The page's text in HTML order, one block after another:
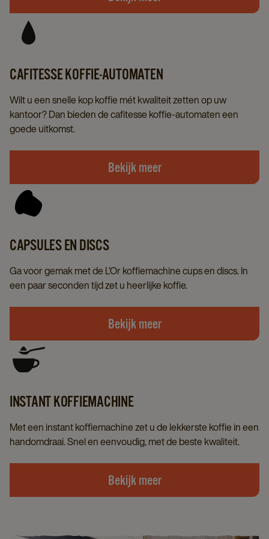
CAFITESSE KOFFIE-AUTOMATEN
Wilt u een snelle kop koffie mét kwaliteit zetten op uw
kantoor? Dan bieden de cafitesse koffie-automaten een
goede uitkomst.
Bekijk meer
CAPSULES EN DISCS
Ga voor gemak met de L’Or koffiemachine cups en discs. In
een paar seconden tijd zet u heerlijke koffie.
Bekijk meer
INSTANT KOFFIEMACHINE
Met een instant koffiemachine zet u de lekkerste koffie in een
handomdraai. Snel en eenvoudig, met de beste kwaliteit.
Bekijk meer